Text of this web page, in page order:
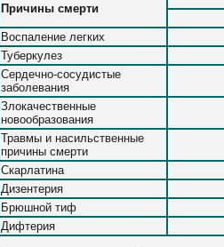
Причины смерти
Воспаление легких
Туберкулез
Сердечно-сосудистые
заболевания
Злокачественные
новообразования
Травмы и насильственные
причины смерти
Скарлатина
Дизентерия
Брюшной тиф
Дифтерия